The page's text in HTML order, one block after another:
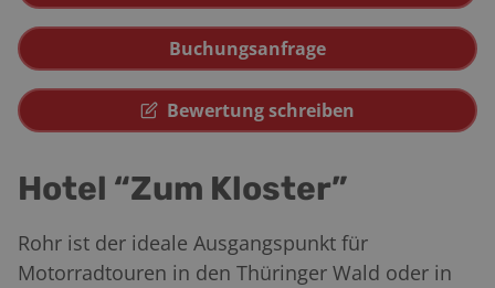
Buchungsanfrage
Bewertung schreiben
Hotel “Zum Kloster”
Rohr ist der ideale Ausgangspunkt für
Motorradtouren in den Thüringer Wald oder in